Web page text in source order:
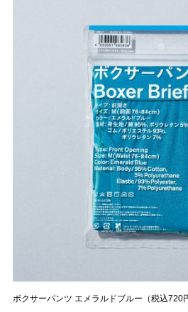
ボクサーパンツ エメラルドブルー（税込720